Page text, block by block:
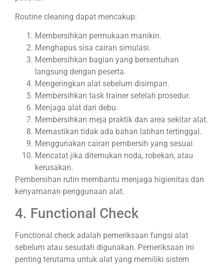
Routine cleaning dapat mencakup:
Membersihkan permukaan manikin.
Menghapus sisa cairan simulasi.
Membersihkan bagian yang bersentuhan
langsung dengan peserta.
Mengeringkan alat sebelum disimpan.
Membersihkan task trainer setelah prosedur.
Menjaga alat dari debu.
Membersihkan meja praktik dan area sekitar alat.
Memastikan tidak ada bahan latihan tertinggal.
Menggunakan cairan pembersih yang sesuai.
Mencatat jika ditemukan noda, robekan, atau
kerusakan.
Pembersihan rutin membantu menjaga higienitas dan
kenyamanan penggunaan alat.
4. Functional Check
Functional check adalah pemeriksaan fungsi alat
sebelum atau sesudah digunakan. Pemeriksaan ini
penting terutama untuk alat yang memiliki sistem